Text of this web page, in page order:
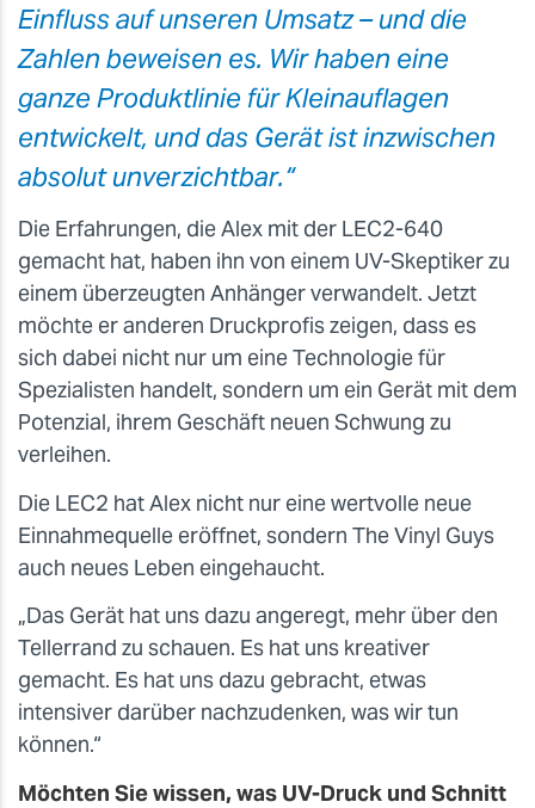
Einfluss auf unseren Umsatz – und die
Zahlen beweisen es. Wir haben eine
ganze Produktlinie für Kleinauflagen
entwickelt, und das Gerät ist inzwischen
absolut unverzichtbar.“
Die Erfahrungen, die Alex mit der LEC2-640
gemacht hat, haben ihn von einem UV-Skeptiker zu
einem überzeugten Anhänger verwandelt. Jetzt
möchte er anderen Druckprofis zeigen, dass es
sich dabei nicht nur um eine Technologie für
Spezialisten handelt, sondern um ein Gerät mit dem
Potenzial, ihrem Geschäft neuen Schwung zu
verleihen.
Die LEC2 hat Alex nicht nur eine wertvolle neue
Einnahmequelle eröffnet, sondern The Vinyl Guys
auch neues Leben eingehaucht.
„Das Gerät hat uns dazu angeregt, mehr über den
Tellerrand zu schauen. Es hat uns kreativer
gemacht. Es hat uns dazu gebracht, etwas
intensiver darüber nachzudenken, was wir tun
können.“
Möchten Sie wissen, was UV-Druck und Schnitt